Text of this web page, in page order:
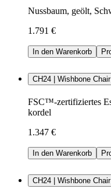
Nussbaum, geölt,
1.791 €
In den Warenkorb
CH24 | Wishbone Chair
FSC™-zertifiziertes
kordel
1.347 €
In den Warenkorb
CH24 | Wishbone Chair